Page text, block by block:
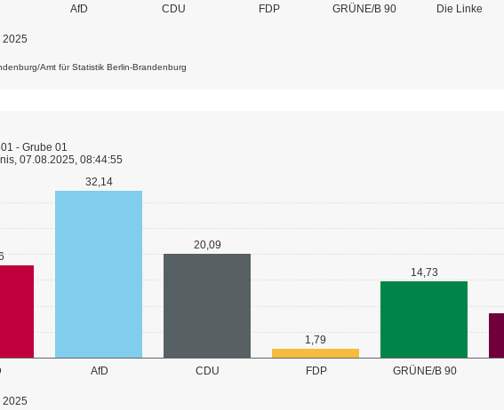
AfD CDU FDP GRÜNE/B 90 Die Linke
Amt für Statistik Berlin-Brandenburg
2025
AfD CDU FDP GRÜNE/B 90
32,14
20,09
1,79
14,73
- Grube 01
07.08.2025, 08:44:55
2025